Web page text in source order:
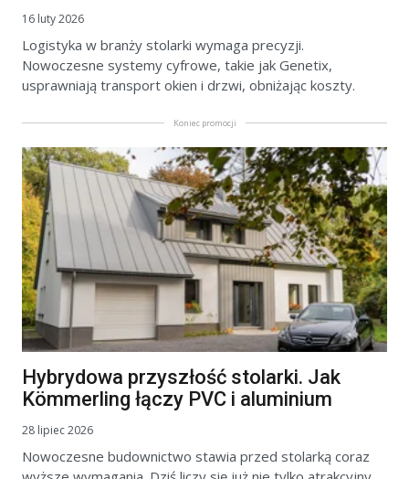
16 luty 2026
Logistyka w branży stolarki wymaga precyzji.
Nowoczesne systemy cyfrowe, takie jak Genetix,
usprawniają transport okien i drzwi, obniżając koszty.
Koniec promocji
Hybrydowa przyszłość stolarki. Jak
Kömmerling łączy PVC i aluminium
28 lipiec 2026
Nowoczesne budownictwo stawia przed stolarką coraz